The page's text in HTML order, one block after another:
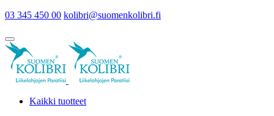
03 345 450 00 kolibri@suomenkolibri.fi
Kaikki tuotteet